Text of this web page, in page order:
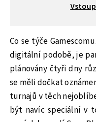
Co se týče
digitální podobě, je
plánovány čtyři dny
se měli dočkat
turnajů v těch
být navíc speciální v